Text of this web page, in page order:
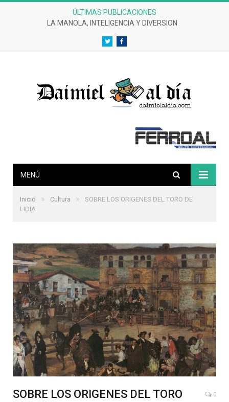
ÚLTIMAS PUBLICACIONES
CRÓNICAS DE UN DESASTRE EFERVESCENTE
TwitterFacebook
MENÚ
Inicio » Cultura »
SOBRE LOS ORIGENES DEL TORO DE
LIDIA
SOBRE LOS ORIGENES DEL TORO
0